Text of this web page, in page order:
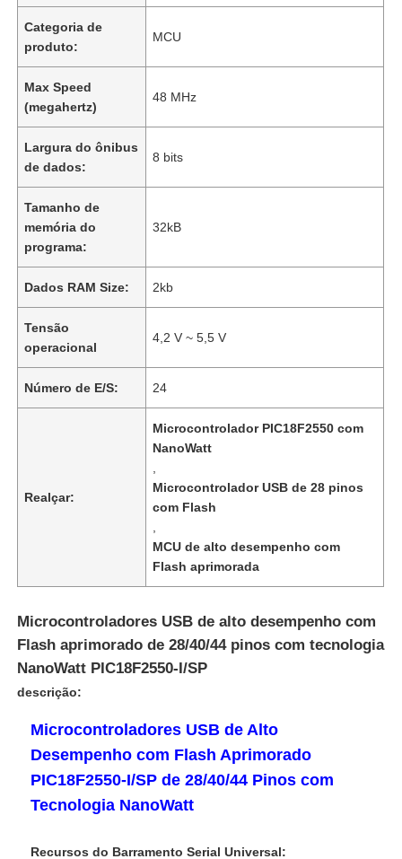
Início
Produtos
Vídeos
Categoria de
produto:
MCU
Max Speed
(megahertz)
48 MHz
Largura do ônibus
de dados:
8 bits
Tamanho de
memória do
programa:
32kB
Dados RAM Size: 2kb
Tensão
operacional
4,2 V ~ 5,5 V
Número de E/S: 24
Realçar:
Microcontrolador PIC18F2550 com
NanoWatt
Microcontrolador USB de 28 pinos
com Flash
MCU de alto desempenho com
Flash aprimorada
Microcontroladores USB de alto desempenho com
Flash aprimorado de 28/40/44 pinos com tecnologia
NanoWatt PIC18F2550-I/SP
descrição:
Microcontroladores USB de Alto
Desempenho com Flash Aprimorado
PIC18F2550-I/SP de 28/40/44 Pinos com
Tecnologia NanoWatt
Recursos do Barramento Serial Universal: